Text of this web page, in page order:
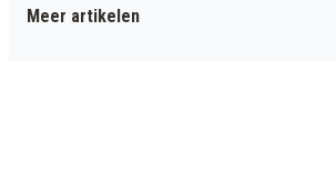
Meer artikelen